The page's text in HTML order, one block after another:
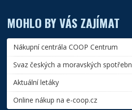
MOHLO BY VÁS ZAJÍMAT
Nákupní centrála COOP Centrum
Svaz českých a moravských
Aktuální letáky
Online nákup na e-coop.cz